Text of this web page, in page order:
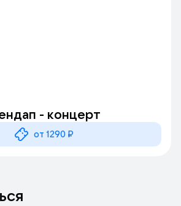
- концерт
от 1290 ₽